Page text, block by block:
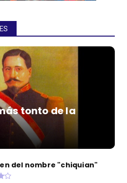
tonto de la
del nombre "chiquian"